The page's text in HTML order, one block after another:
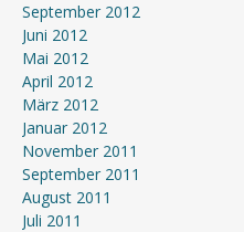
September 2012
Juni 2012
Mai 2012
April 2012
März 2012
Januar 2012
November 2011
September 2011
August 2011
Juli 2011